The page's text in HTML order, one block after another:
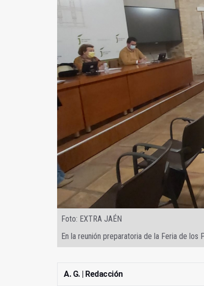
Foto: EXTRA JAÉN
En la reunión preparatoria de la Feria de los
A. G. | Redacción